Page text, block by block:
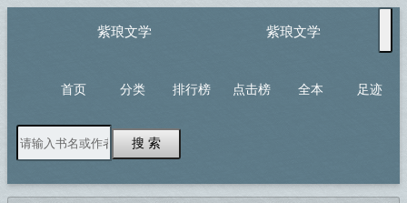
紫琅文学 紫琅文学
首页 分类 排行榜 点击榜 全本 足迹
搜 索